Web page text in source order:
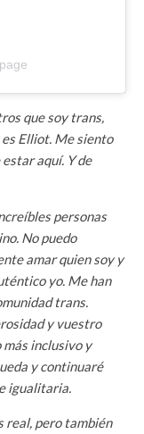
que soy trans,
Elliot. Me siento
aquí. Y de
personas
No puedo
amar quien soy y
yo. Me han
trans.
y vuestro
inclusivo y
y continuaré
igualitaria.
real, pero también